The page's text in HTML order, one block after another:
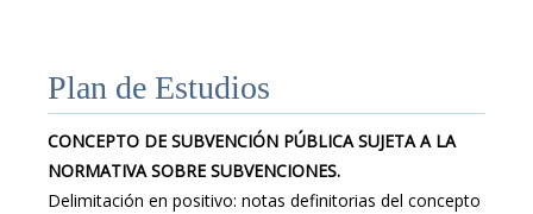
Plan de Estudios
CONCEPTO DE SUBVENCIÓN PÚBLICA SUJETA A LA
NORMATIVA SOBRE SUBVENCIONES.
Delimitación en positivo: notas definitorias del concepto